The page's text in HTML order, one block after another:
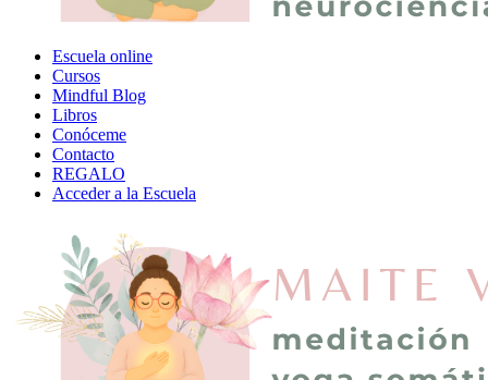
Escuela online
Cursos
Mindful Blog
Libros
Conóceme
Contacto
REGALO
Acceder a la Escuela